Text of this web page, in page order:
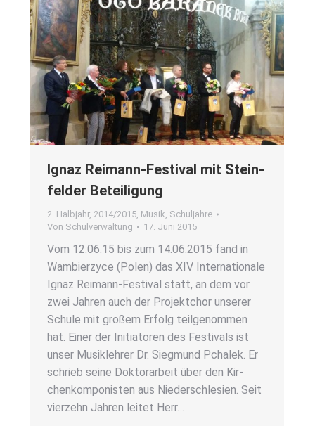
Ignaz Rei­mann-Fes­ti­val mit Stein­
fel­der Betei­li­gung
2. Halbjahr, 2014/2015 Musik Schuljahre
Von Schulverwaltung 17. Juni 2015
Vom 12.06.15 bis zum 14.06.2015 fand in
Wam­bier­zy­ce (Polen) das XIV Inter­na­tio­na­le
Ignaz Rei­­mann-Fes­­ti­­val statt, an dem vor
zwei Jah­ren auch der Pro­jekt­chor unse­rer
Schu­le mit gro­ßem Erfolg teil­ge­nom­men
hat. Einer der Initia­to­ren des Fes­ti­vals ist
unser Musik­leh­rer Dr. Sieg­mund Pcha­lek. Er
schrieb sei­ne Dok­tor­ar­beit über den Kir­
chen­kom­po­nis­ten aus Nie­der­schle­si­en. Seit
vier­zehn Jah­ren lei­tet Herr…